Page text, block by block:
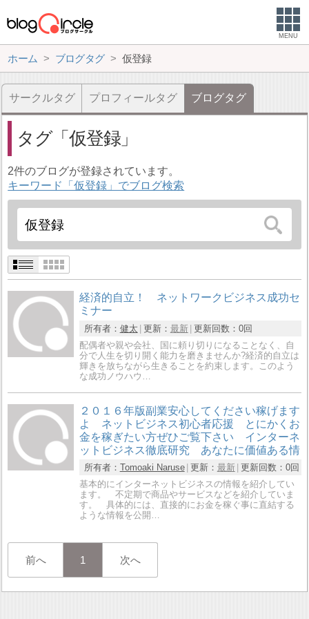
MENU
ホーム ブログタグ 仮登録
サークルタグ プロフィールタグ ブログタグ
タグ 仮登録
2件のブログが登録されています。
キーワード「仮登録」でブログ検索
経済的自立！ ネットワークビジネス成功セ
ミナー
所有者： 健太 更新： 最新 更新回数： 0回
配偶者や親や会社、国に頼り切りになることなく、自
分で人生を切り開く能力を磨きませんか?経済的自立は
輝きを放ちながら生きることを約束します。このよう
な成功ノウハウ…
２０１６年版副業安心してください稼げます
よ ネットビジネス初心者応援 とにかくお
金を稼ぎたい方ぜひご覧下さい インターネ
ットビジネス徹底研究 あなたに価値ある情
所有者： Tomoaki Naruse 更新： 最新 更新回数： 0回
基本的にインターネットビジネスの情報を紹介してい
ます。 不定期で商品やサービスなどを紹介していま
す。 具体的には、直接的にお金を稼ぐ事に直結する
ような情報を公開…
前へ 1 次へ